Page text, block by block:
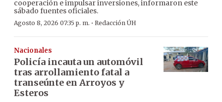
cooperación e impulsar inversiones, informaron este
sábado fuentes oficiales.
Agosto 8, 2026 07:35 p. m. · Redacción ÚH
Nacionales
Policía incauta un automóvil
tras arrollamiento fatal a
transeúnte en Arroyos y
Esteros